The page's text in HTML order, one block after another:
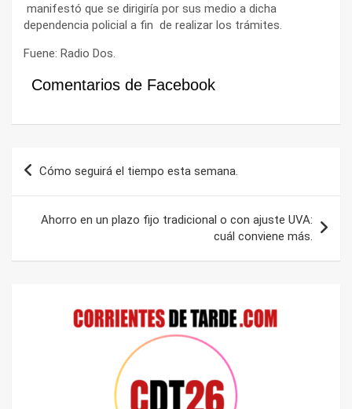
manifestó que se dirigiría por sus medio a dicha
dependencia policial a fin de realizar los trámites.
Fuene: Radio Dos.
Comentarios de Facebook
Navegación
Cómo seguirá el tiempo esta semana.
Ahorro en un plazo fijo tradicional o con ajuste UVA:
cuál conviene más.